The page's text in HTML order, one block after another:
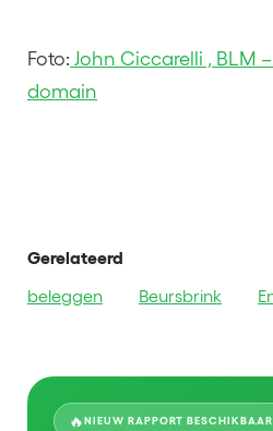
Foto: John Ciccarelli , BLM
domain
Gerelateerd
beleggen
Beursbrink
🔥NIEUW RAPPORT BESCHIKBAAR